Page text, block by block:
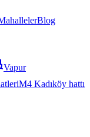
Blog
Vapur
M4 Kadıköy hattı